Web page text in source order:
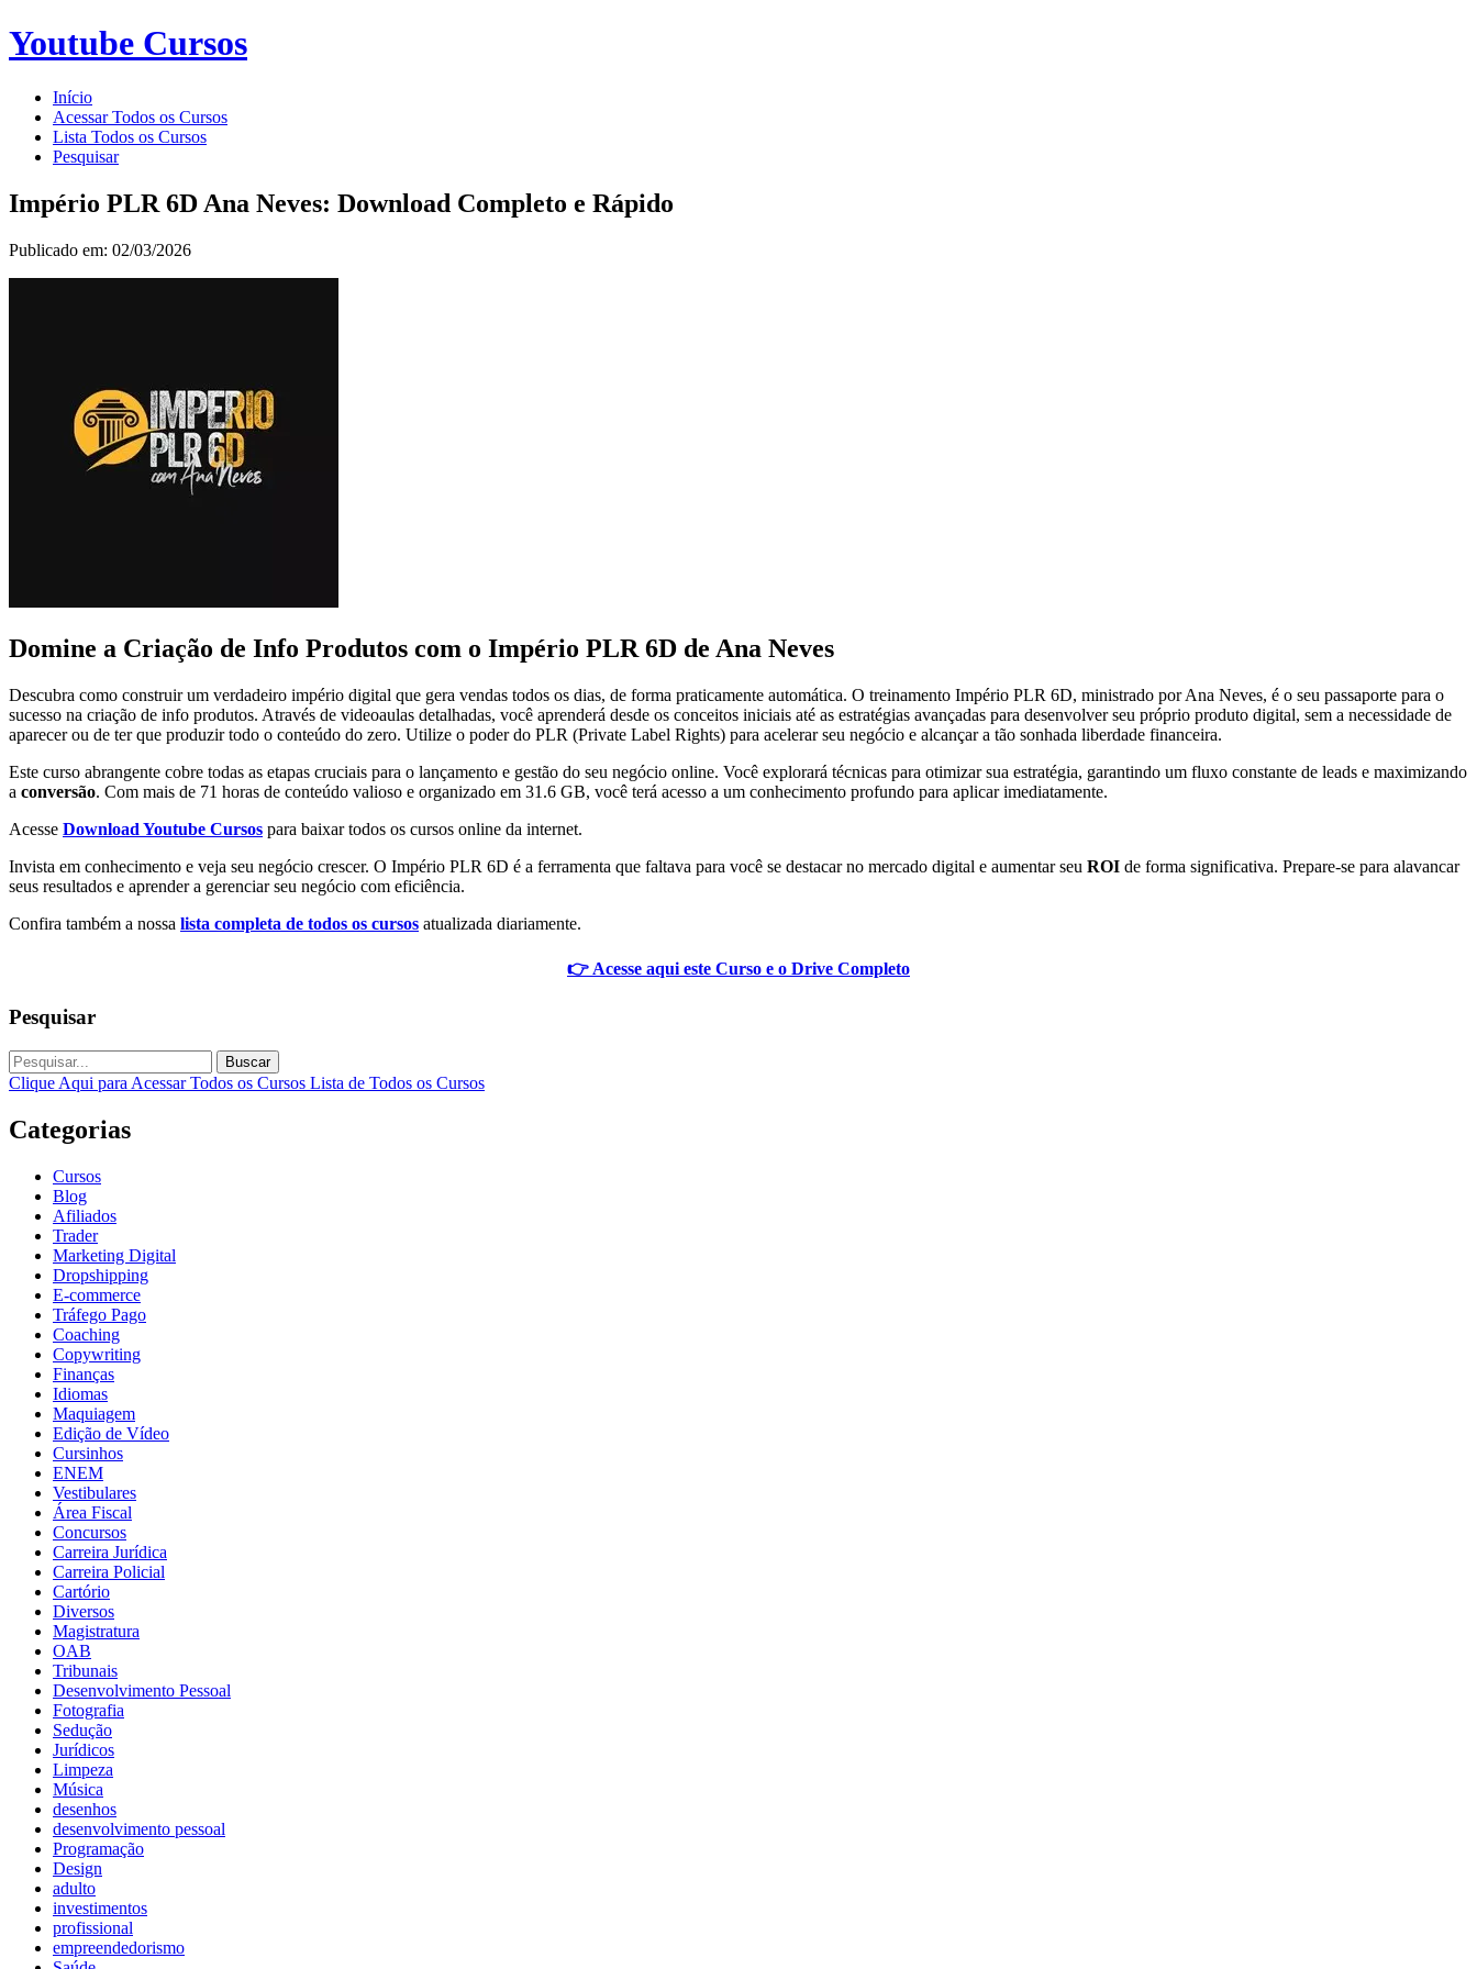
Youtube Cursos
Início
Acessar Todos os Cursos
Lista Todos os Cursos
Pesquisar
Império PLR 6D Ana Neves: Download Completo e Rápido
Publicado em: 02/03/2026
Domine a Criação de Info Produtos com o Império PLR 6D de Ana Neves
Descubra como construir um verdadeiro império digital que gera vendas todos os dias, de forma praticamente automática. O treinamento Império PLR 6D, ministrado por Ana Neves, é o seu passaporte para o
sucesso na criação de info produtos. Através de videoaulas detalhadas, você aprenderá desde os conceitos iniciais até as estratégias avançadas para desenvolver seu próprio produto digital, sem a necessidade de
aparecer ou de ter que produzir todo o conteúdo do zero. Utilize o poder do PLR (Private Label Rights) para acelerar seu negócio e alcançar a tão sonhada liberdade financeira.
Este curso abrangente cobre todas as etapas cruciais para o lançamento e gestão do seu negócio online. Você explorará técnicas para otimizar sua estratégia, garantindo um fluxo constante de leads e maximizando
a conversão. Com mais de 71 horas de conteúdo valioso e organizado em 31.6 GB, você terá acesso a um conhecimento profundo para aplicar imediatamente.
Acesse Download Youtube Cursos para baixar todos os cursos online da internet.
Invista em conhecimento e veja seu negócio crescer. O Império PLR 6D é a ferramenta que faltava para você se destacar no mercado digital e aumentar seu ROI de forma significativa. Prepare-se para alavancar
seus resultados e aprender a gerenciar seu negócio com eficiência.
Confira também a nossa lista completa de todos os cursos atualizada diariamente.
👉 Acesse aqui este Curso e o Drive Completo
Pesquisar
Buscar
Clique Aqui para Acessar Todos os Cursos Lista de Todos os Cursos
Categorias
Cursos
Blog
Afiliados
Trader
Marketing Digital
Dropshipping
E-commerce
Tráfego Pago
Coaching
Copywriting
Finanças
Idiomas
Maquiagem
Edição de Vídeo
Cursinhos
ENEM
Vestibulares
Área Fiscal
Concursos
Carreira Jurídica
Carreira Policial
Cartório
Diversos
Magistratura
OAB
Tribunais
Desenvolvimento Pessoal
Fotografia
Sedução
Jurídicos
Limpeza
Música
desenhos
desenvolvimento pessoal
Programação
Design
adulto
investimentos
profissional
empreendedorismo